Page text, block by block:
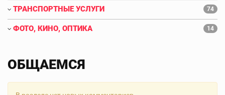
ТРАНСПОРТНЫЕ УСЛУГИ 74
ФОТО, КИНО, ОПТИКА 14
ОБЩАЕМСЯ